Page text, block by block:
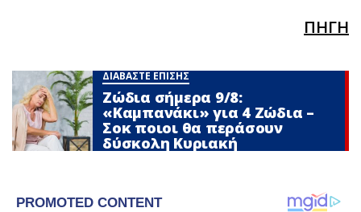
ΠΗΓΗ
ΔΙΑΒΑΣΤΕ ΕΠΙΣΗΣ
Ζώδια σήμερα 9/8:
«Καμπανάκι» για 4 Zώδια –
Σoκ ποιοι θα περάσουν
δύσκολη Κυριακή